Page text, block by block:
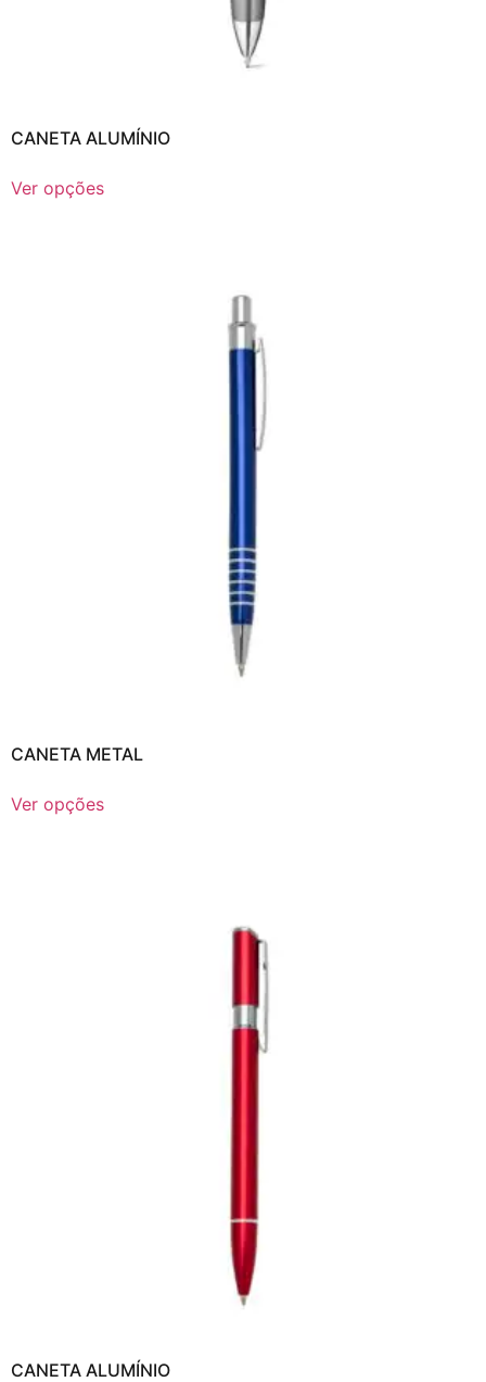
CANETA ALUMÍNIO
Ver opções
CANETA METAL
Ver opções
CANETA ALUMÍNIO